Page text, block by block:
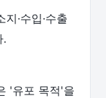
·수입·수출
.
'유포 목적'을